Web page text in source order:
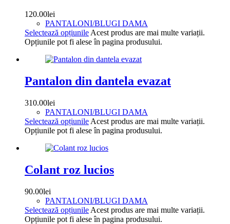
120.00lei
PANTALONI/BLUGI DAMA
Selectează opțiunile Acest produs are mai multe variații.
Opțiunile pot fi alese în pagina produsului.
Pantalon din dantela evazat
310.00lei
PANTALONI/BLUGI DAMA
Selectează opțiunile Acest produs are mai multe variații.
Opțiunile pot fi alese în pagina produsului.
Colant roz lucios
90.00lei
PANTALONI/BLUGI DAMA
Selectează opțiunile Acest produs are mai multe variații.
Opțiunile pot fi alese în pagina produsului.